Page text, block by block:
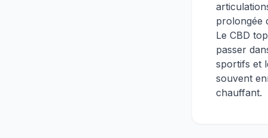
prolongée
Le CBD
passer
sportifs et
souvent
chauffant.